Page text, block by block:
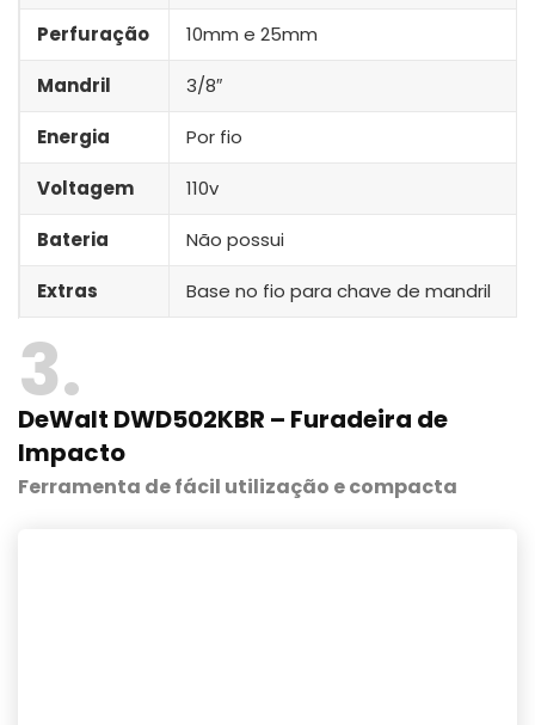
Perfuração 10mm e 25mm
Mandril 3/8″
Energia Por fio
Voltagem 110v
Bateria Não possui
Extras Base no fio para chave de mandril
3
DeWalt DWD502KBR – Furadeira de
Impacto
Ferramenta de fácil utilização e compacta